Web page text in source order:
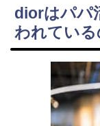
diorはパパ
われている